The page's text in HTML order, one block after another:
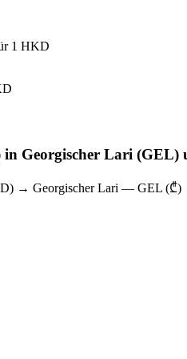
1 HKD
Georgischer Lari (GEL)
→ Georgischer Lari — GEL (₾)